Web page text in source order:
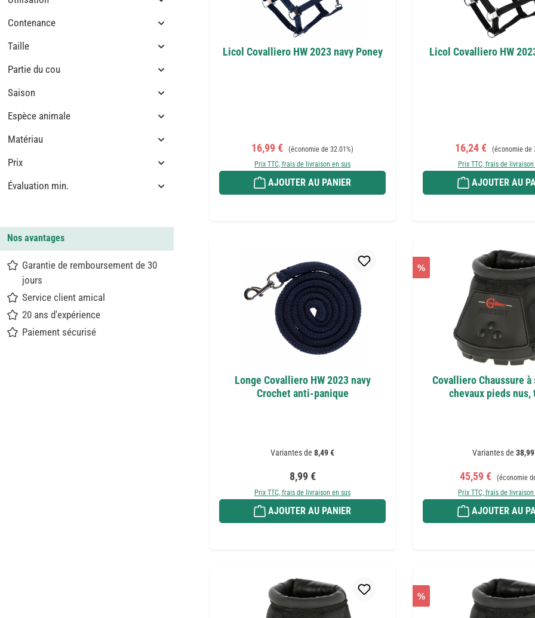
Contenance
Taille
Partie du cou
Saison
Espèce animale
Matériau
Prix
Évaluation min.
Nos avantages
Garantie de remboursement de 30
jours
Service client amical
20 ans d'expérience
Paiement sécurisé
Licol Covalliero HW 2023 navy Poney
Prix de vente :
16,99 € Prix régulier :
(économie de 32.01%)
Prix TTC, frais de livraison en sus
AJOUTER AU PANIER
Licol Covalliero HW
Prix de vente :
16,24 € Prix régulier :
(économie de
Prix TTC, frais de
AJOUTER AU
Longe Covalliero HW 2023 navy
Crochet anti-panique
Variantes de 8,49 €
Prix régulier :
8,99 €
Prix TTC, frais de livraison en sus
AJOUTER AU PANIER
%
Covalliero Chaussure à
chevaux pieds
Variantes de
Prix de vente :
45,59 € Prix régulier :
(économie
Prix TTC, frais de
AJOUTER AU
%